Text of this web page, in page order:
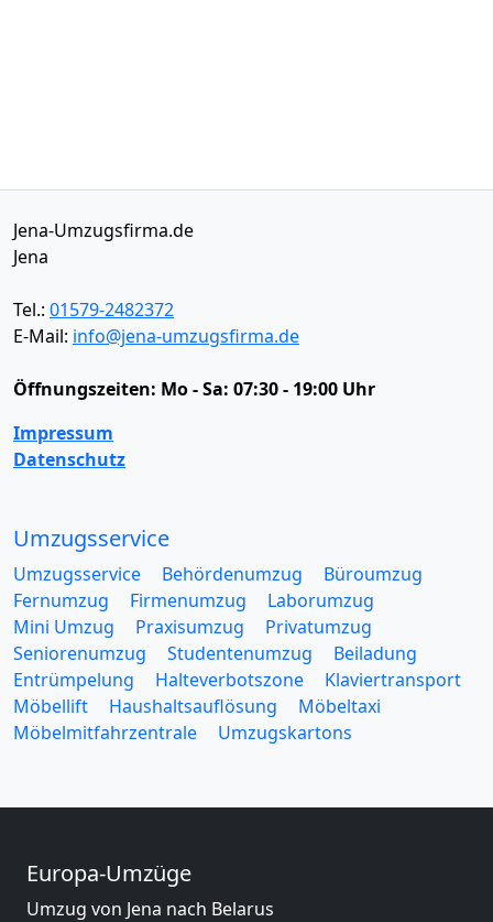
Jena-Umzugsfirma.de
Jena
Tel.: 01579-2482372
E-Mail: info@jena-umzugsfirma.de
Öffnungszeiten: Mo - Sa: 07:30 - 19:00 Uhr
Impressum
Datenschutz
Umzugsservice
Umzugsservice Behördenumzug
Büroumzug
Fernumzug
Firmenumzug
Laborumzug
Mini Umzug
Praxisumzug
Privatumzug
Seniorenumzug
Studentenumzug
Beiladung
Entrümpelung
Halteverbotszone
Klaviertransport
Möbellift
Haushaltsauflösung
Möbeltaxi
Möbelmitfahrzentrale
Umzugskartons
Europa-Umzüge
Umzug von Jena nach Belarus